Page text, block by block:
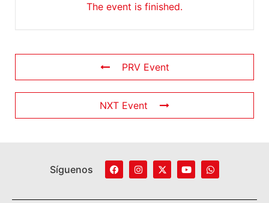
The event is finished.
PRV Event
NXT Event
Síguenos